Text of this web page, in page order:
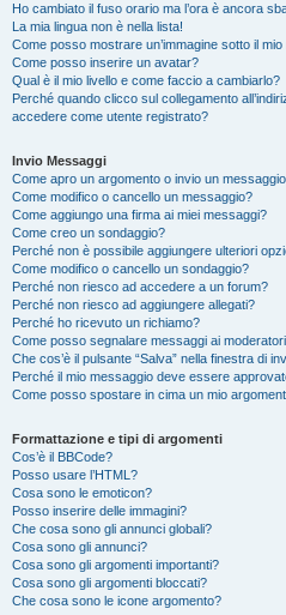
Ho cambiato il fuso orario ma l’ora è ancora
La mia lingua non è nella lista!
Come posso mostrare un’immagine sotto il
Come posso inserire un avatar?
Qual è il mio livello e come faccio a cambiarlo?
Perché quando clicco sul collegamento
accedere come utente registrato?
Invio Messaggi
Come apro un argomento o invio un
Come modifico o cancello un messaggio?
Come aggiungo una firma ai miei messaggi?
Come creo un sondaggio?
Perché non è possibile aggiungere ulteriori
Come modifico o cancello un sondaggio?
Perché non riesco ad accedere a un forum?
Perché non riesco ad aggiungere allegati?
Perché ho ricevuto un richiamo?
Come posso segnalare messaggi ai
Che cos’è il pulsante “Salva” nella finestra di
Perché il mio messaggio deve essere
Come posso spostare in cima un mio
Formattazione e tipi di argomenti
Cos’è il BBCode?
Posso usare l’HTML?
Cosa sono le emoticon?
Posso inserire delle immagini?
Che cosa sono gli annunci globali?
Cosa sono gli annunci?
Cosa sono gli argomenti importanti?
Cosa sono gli argomenti bloccati?
Che cosa sono le icone argomento?